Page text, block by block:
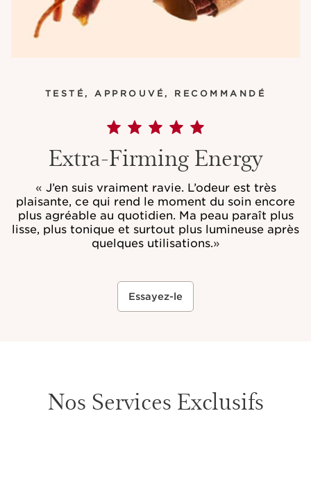
TESTÉ, APPROUVÉ, RECOMMANDÉ
Extra-Firming Energy
« J’en suis vraiment ravie. L’odeur est très
plaisante, ce qui rend le moment du soin encore
plus agréable au quotidien. Ma peau paraît plus
lisse, plus tonique et surtout plus lumineuse après
quelques utilisations.»
Essayez-le
Nos Services Exclusifs